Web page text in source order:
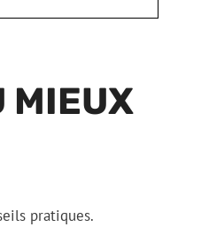
MIEUX
pratiques.